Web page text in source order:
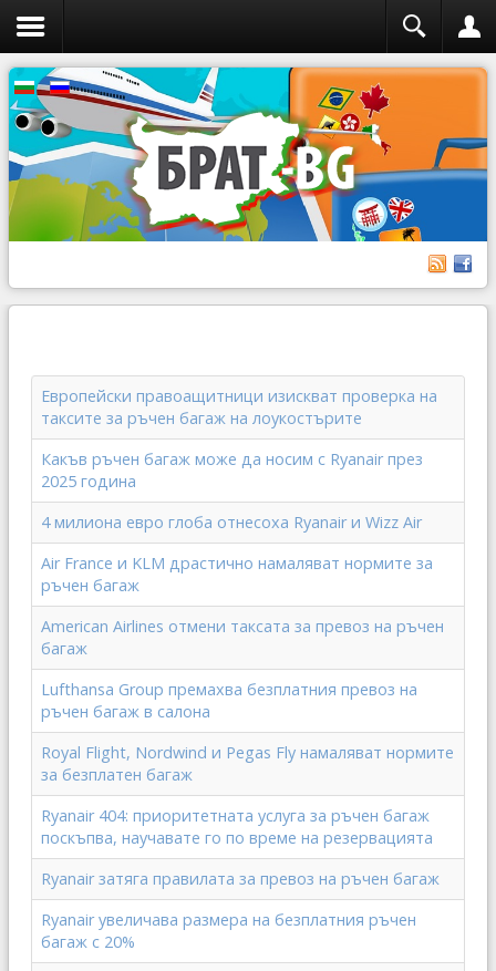
Европейски правоащитници изискват проверка на
таксите за ръчен багаж на лоукостърите
Какъв ръчен багаж може да носим с Ryanair през
2025 година
4 милиона евро глоба отнесоха Ryanair и Wizz Air
Air France и KLM драстично намаляват нормите за
ръчен багаж
American Airlines отмени таксата за превоз на ръчен
багаж
Lufthansa Group премахва безплатния превоз на
ръчен багаж в салона
Royal Flight, Nordwind и Pegas Fly намаляват нормите
за безплатен багаж
Ryanair 404: приоритетната услуга за ръчен багаж
поскъпва, научавате го по време на резервацията
Ryanair затяга правилата за превоз на ръчен багаж
Ryanair увеличава размера на безплатния ръчен
багаж с 20%